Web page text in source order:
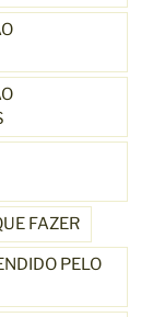
FAZER
PELO